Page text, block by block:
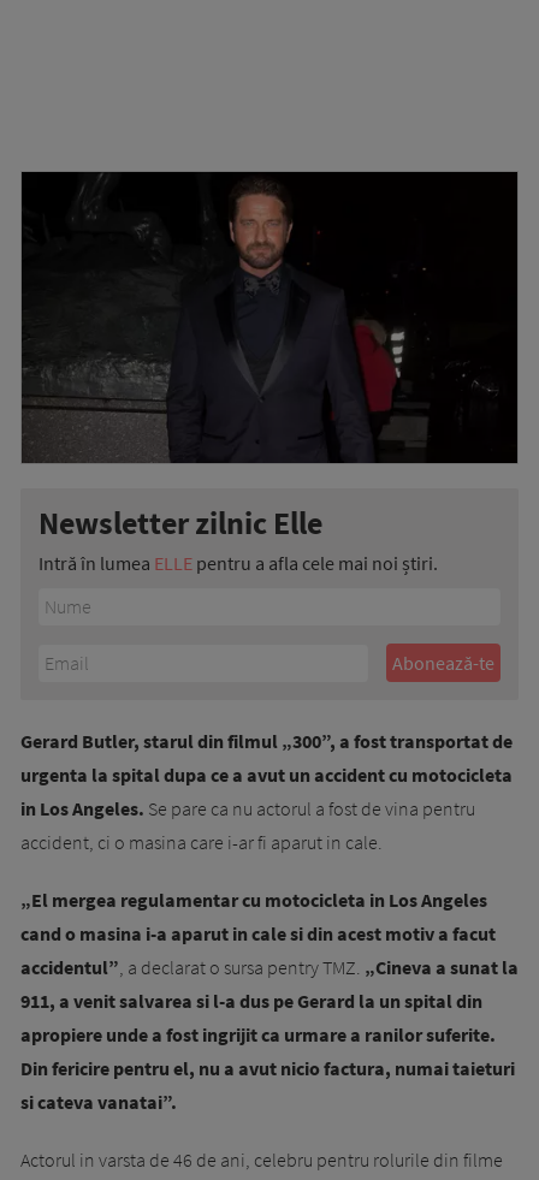
Newsletter zilnic Elle
Intră în lumea ELLE pentru a afla cele mai noi știri.
Gerard Butler, starul din filmul „300”, a fost transportat de
urgenta la spital dupa ce a avut un accident cu motocicleta
in Los Angeles. Se pare ca nu actorul a fost de vina pentru
accident, ci o masina care i-ar fi aparut in cale.
„El mergea regulamentar cu motocicleta in Los Angeles
cand o masina i-a aparut in cale si din acest motiv a facut
accidentul”, a declarat o sursa pentry TMZ. „Cineva a sunat la
911, a venit salvarea si l-a dus pe Gerard la un spital din
apropiere unde a fost ingrijit ca urmare a ranilor suferite.
Din fericire pentru el, nu a avut nicio factura, numai taieturi
si cateva vanatai”.
Actorul in varsta de 46 de ani, celebru pentru rolurile din filme